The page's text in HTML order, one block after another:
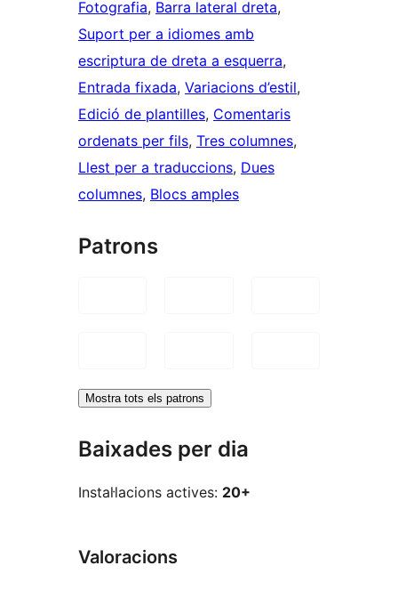
Fotografia, Barra lateral dreta
Suport per a idiomes amb
escriptura de dreta a esquerra
Entrada fixada, Variacions d’estil
Edició de plantilles, Comentaris
ordenats per fils, Tres columnes
Llest per a traduccions, Dues
columnes, Blocs amples
Patrons
Mostra tots els patrons
Baixades per dia
Instal·lacions actives: 20+
Valoracions